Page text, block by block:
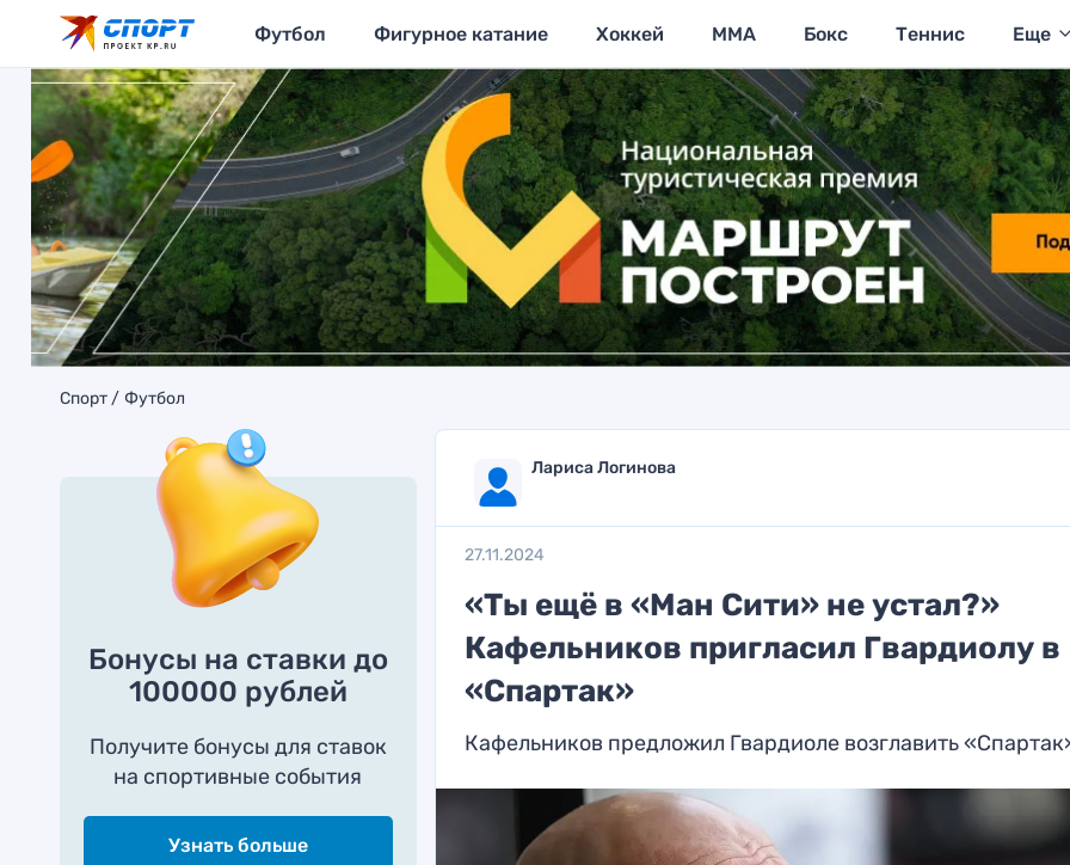
Футбол Фигурное катание Хоккей MMA Бокс Теннис Еще
Спорт Футбол
Бонусы на ставки до
100000 рублей
Получите бонусы для ставок
на спортивные события
Узнать больше
Лариса Логинова
27.11.2024
«Ты ещё в «Ман Сити» не устал?»
Кафельников пригласил Гвардиолу в
«Спартак»
Кафельников предложил Гвардиоле возглавить